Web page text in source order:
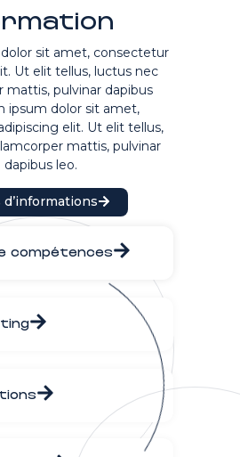
sit amet, consectetur
Ut elit tellus, luctus nec
mattis, pulvinar dapibus
ipsum dolor sit amet,
elit. Ut elit tellus,
mattis, pulvinar
dapibus leo.
d’informations
compétences